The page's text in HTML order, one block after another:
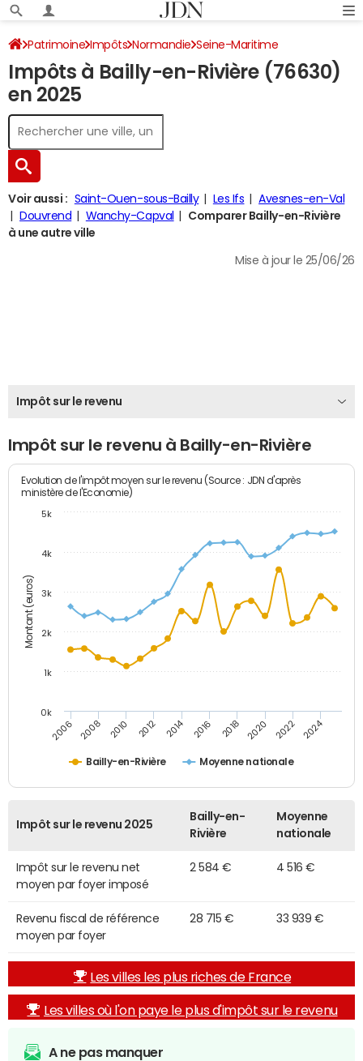
Patrimoine Impôts Normandie Seine-Maritime
Bailly-en-Rivière Impôt sur le revenu
Impôts à Bailly-en-Rivière (76630)
en 2025
Voir aussi : Saint-Ouen-sous-Bailly Les Ifs
Avesnes-en-Val
Douvrend
Wanchy-Capval
Comparer Bailly-en-Rivière
à une autre ville
Mise à jour le 25/06/26
Impôt sur le revenu
Impôt sur le revenu à Bailly-en-Rivière
Montant (euros)
Evolution de l'impôt moyen sur le revenu (Source : JDN d'après
ministère de l'Economie)
Bailly-en-Rivière Moyenne nationale
2006 2008 2010 2012 2014 2016 2018 2020 2022 2024
0k
1k
2k
3k
4k
5k
Impôt sur le revenu 2025
Bailly-en-
Rivière
Moyenne
nationale
Impôt sur le revenu net
moyen par foyer imposé
2 584 € 4 516 €
Revenu fiscal de référence
moyen par foyer
28 715 € 33 939 €
Les villes les plus riches de France
Les villes où l'on paye le plus d'impôt sur le revenu
A ne pas manquer